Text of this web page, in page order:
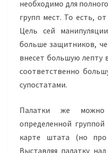
необходимо для
групп мест. То есть,
Цель сей
больше защитников,
внесет большую лепту
соответственно
супостатами.
Палатки же
определенной
карте штата (но про
Выставляя палатку